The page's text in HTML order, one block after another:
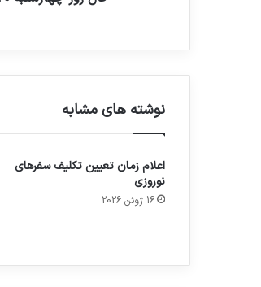
نوشته های مشابه
اعلام زمان تعیین تکلیف سفرهای
نوروزی
16 ژوئن 2026